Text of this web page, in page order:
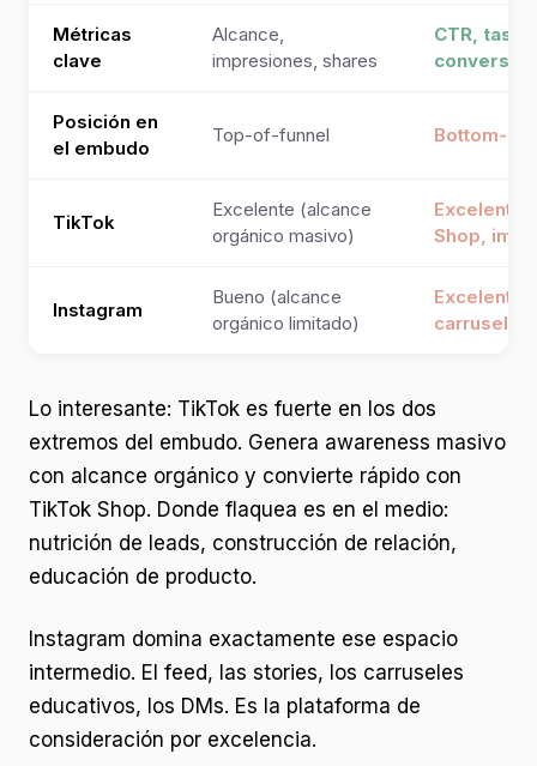
Métricas
clave
Alcance,
impresiones, shares
CTR, tasa
Posición en
el embudo
Top-of-funnel Bottom-
TikTok
Excelente (alcance
orgánico masivo)
Excelente
Shop,
Instagram
Bueno (alcance
orgánico limitado)
Excelente
Lo interesante: TikTok es fuerte en los dos
extremos del embudo. Genera awareness masivo
con alcance orgánico y convierte rápido con
TikTok Shop. Donde flaquea es en el medio:
nutrición de leads, construcción de relación,
educación de producto.
Instagram domina exactamente ese espacio
intermedio. El feed, las stories, los carruseles
educativos, los DMs. Es la plataforma de
consideración por excelencia.